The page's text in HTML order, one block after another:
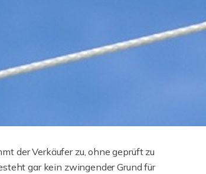
der Verkäufer zu, ohne geprüft zu
gar kein zwingender Grund für